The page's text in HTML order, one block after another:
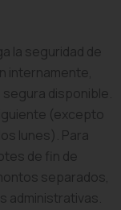
la seguridad de
internamente,
segura disponible.
(excepto
lunes). Para
de fin de
separados,
administrativas.